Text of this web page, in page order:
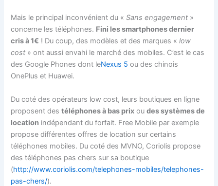
Mais le principal inconvénient du «Sans engagement »
concerne les téléphones. Fini les smartphones dernier
cris à 1€ ! Du coup, des modèles et des marques «low
cost » ont aussi envahi le marché des mobiles. C’est le cas
des Google Phones dont leNexus 5 ou des chinois
OnePlus et Huawei.
Du coté des opérateurs low cost, leurs boutiques en ligne
proposent destéléphones à bas prix oudes systèmes de
location indépendant du forfait. Free Mobile par exemple
propose différentes offres de location sur certains
téléphones mobiles. Du coté des MVNO, Coriolis propose
des téléphones pas chers sur sa boutique
(http://www.coriolis.com/telephones-mobiles/telephones-
pas-chers/).